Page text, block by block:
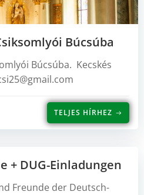
Búcsúba
Búcsúba. Kecskés
TELJES HÍRHEZ
+ DUG-Einladungen
Freunde der Deutsch-